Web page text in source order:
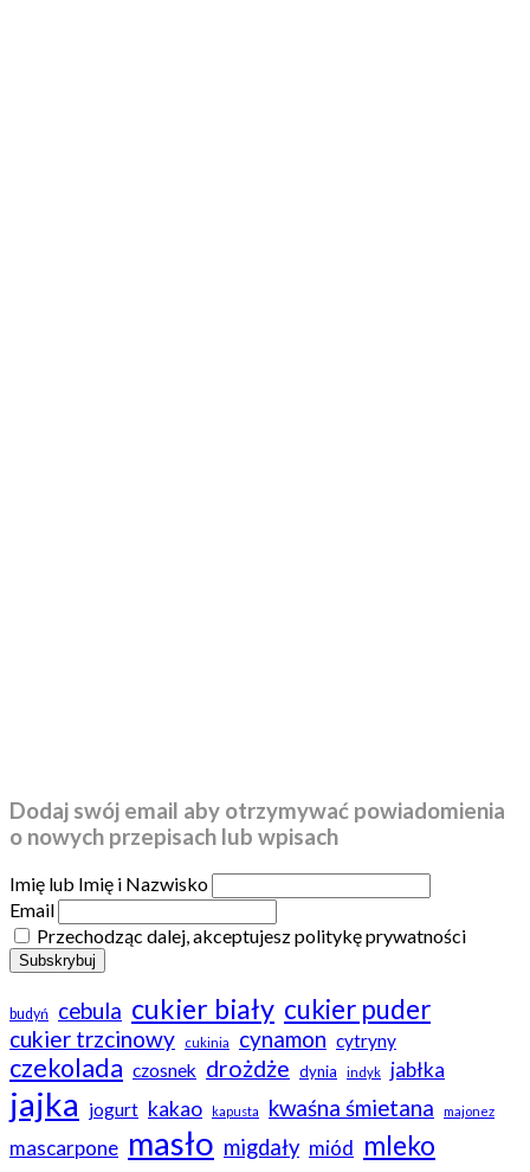
Dodaj swój email aby otrzymywać powiadomienia
o nowych przepisach lub wpisach
Imię lub Imię i Nazwisko
Email
Przechodząc dalej, akceptujesz politykę prywatności
budyń cebula cukier biały cukier puder
cukier trzcinowy cukinia cynamon cytryny
czekolada czosnek drożdże dynia indyk jabłka
jajka jogurt kakao kapusta kwaśna śmietana majonez
mascarpone masło migdały miód mleko